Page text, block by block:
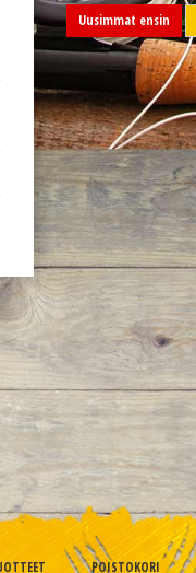
Uusimmat ensin
POISTOKORI